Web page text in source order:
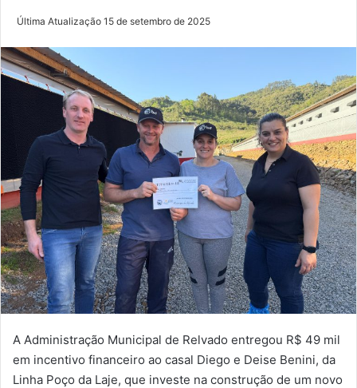
Última Atualização 15 de setembro de 2025
A Administração Municipal de Relvado entregou R$ 49 mil
em incentivo financeiro ao casal Diego e Deise Benini, da
Linha Poço da Laje, que investe na construção de um novo